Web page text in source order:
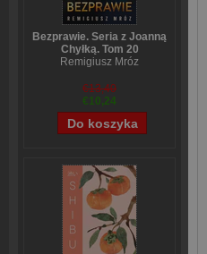
Bezprawie. Seria z Joanną
Chyłką. Tom 20
Remigiusz Mróz
€13,40
€10,24